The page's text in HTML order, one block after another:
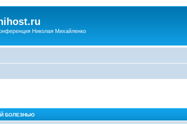
Николая Михайленко
БОЛЕЗНЬЮ